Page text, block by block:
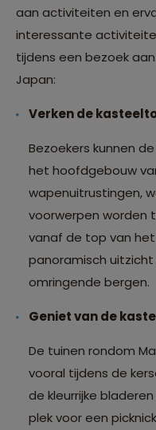
aan activiteiten en
interessante
tijdens een bezoek
Japan:
Verken de
Bezoekers kunnen
het hoofdgebouw
wapenuitrustingen,
voorwerpen worden
vanaf de top van
panoramisch
omringende bergen.
Geniet van de
De tuinen rondom
vooral tijdens de
de kleurrijke
plek voor een